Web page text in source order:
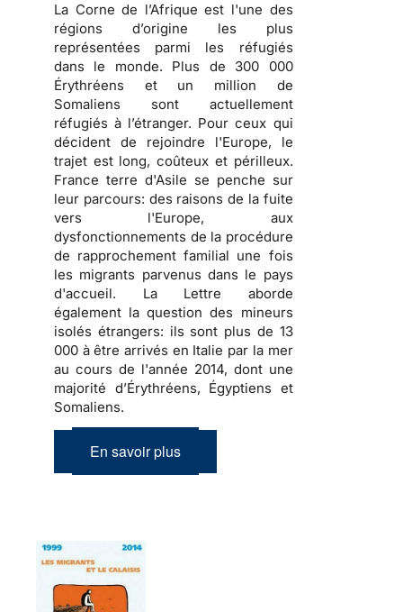
La Corne de l’Afrique est l'une des
régions d’origine les plus
représentées parmi les réfugiés
dans le monde. Plus de 300 000
Érythréens et un million de
Somaliens sont actuellement
réfugiés à l’étranger. Pour ceux qui
décident de rejoindre l'Europe, le
trajet est long, coûteux et périlleux.
France terre d'Asile se penche sur
leur parcours: des raisons de la fuite
vers l'Europe, aux
dysfonctionnements de la procédure
de rapprochement familial une fois
les migrants parvenus dans le pays
d'accueil. La Lettre aborde
également la question des mineurs
isolés étrangers: ils sont plus de 13
000 à être arrivés en Italie par la mer
au cours de l'année 2014, dont une
majorité d’Érythréens, Égyptiens et
Somaliens.
En savoir plus